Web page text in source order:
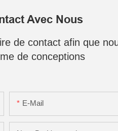
Avec Nous
de contact afin que
de conceptions
E-Mail